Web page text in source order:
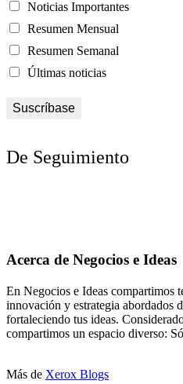
Noticias Importantes
Resumen Mensual
Resumen Semanal
Últimas noticias
De Seguimiento
Acerca de Negocios e Ideas
En Negocios e Ideas compartimos
innovación y estrategia abordados
fortaleciendo tus ideas.
compartimos un espacio diverso:
Más de Xerox Blogs